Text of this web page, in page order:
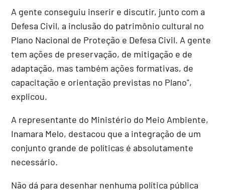
A gente conseguiu inserir e discutir, junto com a
Defesa Civil, a inclusão do patrimônio cultural no
Plano Nacional de Proteção e Defesa Civil. A gente
tem ações de preservação, de mitigação e de
adaptação, mas também ações formativas, de
capacitação e orientação previstas no Plano",
explicou.
A representante do Ministério do Meio Ambiente,
Inamara Melo, destacou que a integração de um
conjunto grande de políticas é absolutamente
necessário.
Não dá para desenhar nenhuma política pública